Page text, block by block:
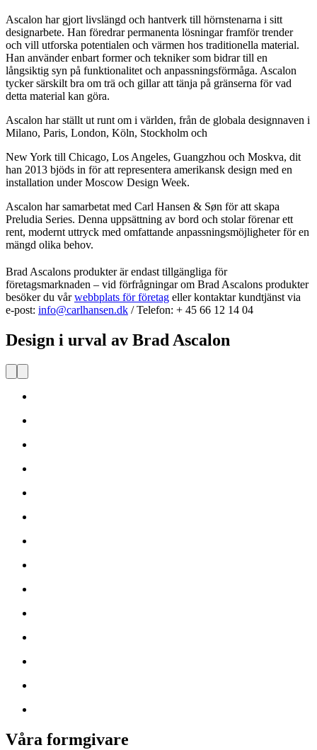
Ascalon har gjort livslängd och hantverk till hörnstenarna i sitt
designarbete. Han föredrar permanenta lösningar framför trender
och vill utforska potentialen och värmen hos traditionella material.
Han använder enbart former och tekniker som bidrar till en
långsiktig syn på funktionalitet och anpassningsförmåga. Ascalon
tycker särskilt bra om trä och gillar att tänja på gränserna för vad
detta material kan göra.
Ascalon har ställt ut runt om i världen, från de globala designnaven i
Milano, Paris, London, Köln, Stockholm och
New York till Chicago, Los Angeles, Guangzhou och Moskva, dit
han 2013 bjöds in för att representera amerikansk design med en
installation under Moscow Design Week.
Ascalon har samarbetat med Carl Hansen & Søn för att skapa
Preludia Series. Denna uppsättning av bord och stolar förenar ett
rent, modernt uttryck med omfattande anpassningsmöjligheter för en
mängd olika behov.
Brad Ascalons produkter är endast tillgängliga för
företagsmarknaden – vid förfrågningar om Brad Ascalons produkter
besöker du vårwebbplats för företag eller kontaktar kundtjänst via
e-post: info@carlhansen.dk / Telefon: + 45 66 12 14 04
Design i urval av Brad Ascalon
Våra formgivare